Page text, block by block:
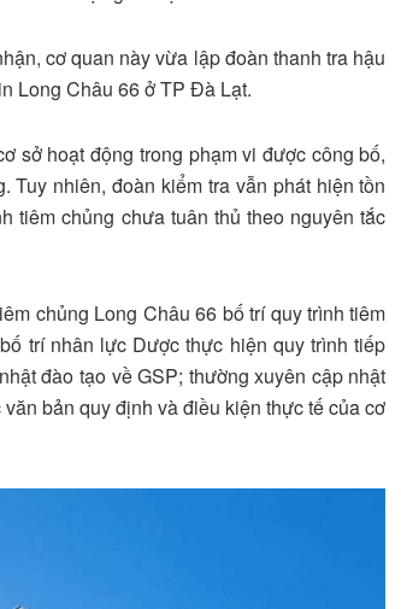
cơ quan này vừa lập đoàn thanh tra hậu
Long Châu 66 ở TP Đà Lạt.
sở hoạt động trong phạm vi được công bố,
nhiên, đoàn kiểm tra vẫn phát hiện tồn
tiêm chủng chưa tuân thủ theo nguyên tắc
chủng Long Châu 66 bố trí quy trình tiêm
trí nhân lực Dược thực hiện quy trình tiếp
đào tạo về GSP; thường xuyên cập nhật
bản quy định và điều kiện thực tế của cơ